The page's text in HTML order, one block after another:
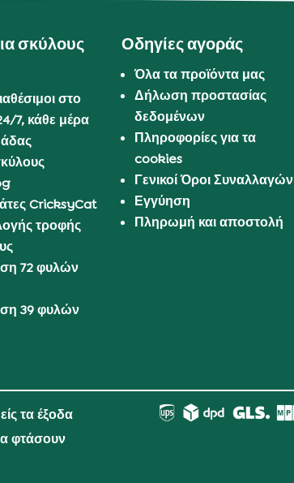
σκύλους
στο
7, κάθε μέρα
CricksyCat
τροφής
72 φυλών
39 φυλών
Οδηγίες αγοράς
Όλα τα προϊόντα μας
Δήλωση προστασίας
δεδομένων
Πληροφορίες για τα
cookies
Γενικοί Όροι Συναλλαγών
Εγγύηση
Πληρωμή και αποστολή
τα έξοδα
φτάσουν